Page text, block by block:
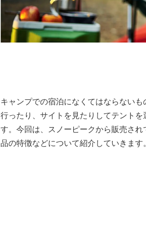
キャンプでの宿泊になくてはならない
行ったり、サイトを見たりしてテント
す。今回は、スノーピークから販売さ
品の特徴などについて紹介していきます